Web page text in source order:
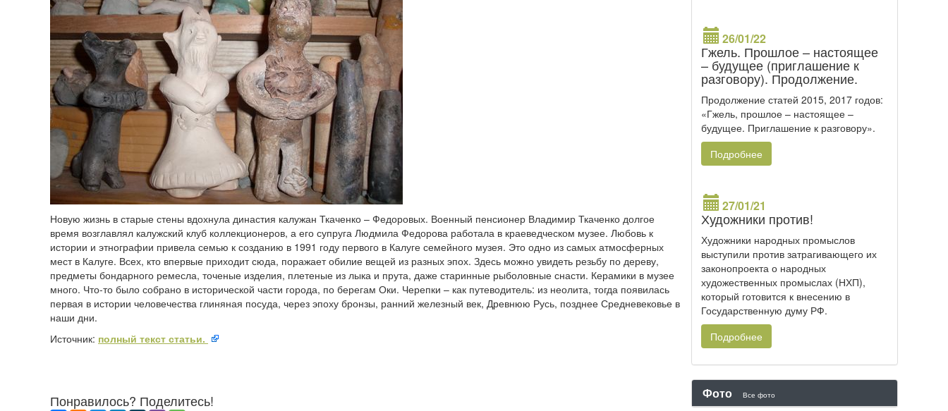
Новую жизнь в старые стены вдохнула династия калужан Ткаченко – Федоровых. Военный пенсионер Владимир Ткаченко долгое
время возглавлял калужский клуб коллекционеров, а его супруга Людмила Федорова работала в краеведческом музее. Любовь к
истории и этнографии привела семью к созданию в 1991 году первого в Калуге семейного музея. Это одно из самых атмосферных
мест в Калуге. Всех, кто впервые приходит сюда, поражает обилие вещей из разных эпох. Здесь можно увидеть резьбу по дереву,
предметы бондарного ремесла, точеные изделия, плетеные из лыка и прута, даже старинные рыболовные снасти. Керамики в музее
много. Что-то было собрано в исторической части города, по берегам Оки. Черепки – как путеводитель: из неолита, тогда появилась
первая в истории человечества глиняная посуда, через эпоху бронзы, ранний железный век, Древнюю Русь, позднее Средневековье в
наши дни.
Источник: полный текст статьи.
Понравилось? Поделитесь!
26/01/22
Гжель. Прошлое – настоящее
– будущее (приглашение к
разговору). Продолжение.
Продолжение статей 2015, 2017 годов:
«Гжель, прошлое – настоящее –
будущее. Приглашение к разговору».
Подробнее
27/01/21
Художники против!
Художники народных промыслов
выступили против затрагивающего их
законопроекта о народных
художественных промыслах (НХП),
который готовится к внесению в
Государственную думу РФ.
Подробнее
Фото Все фото